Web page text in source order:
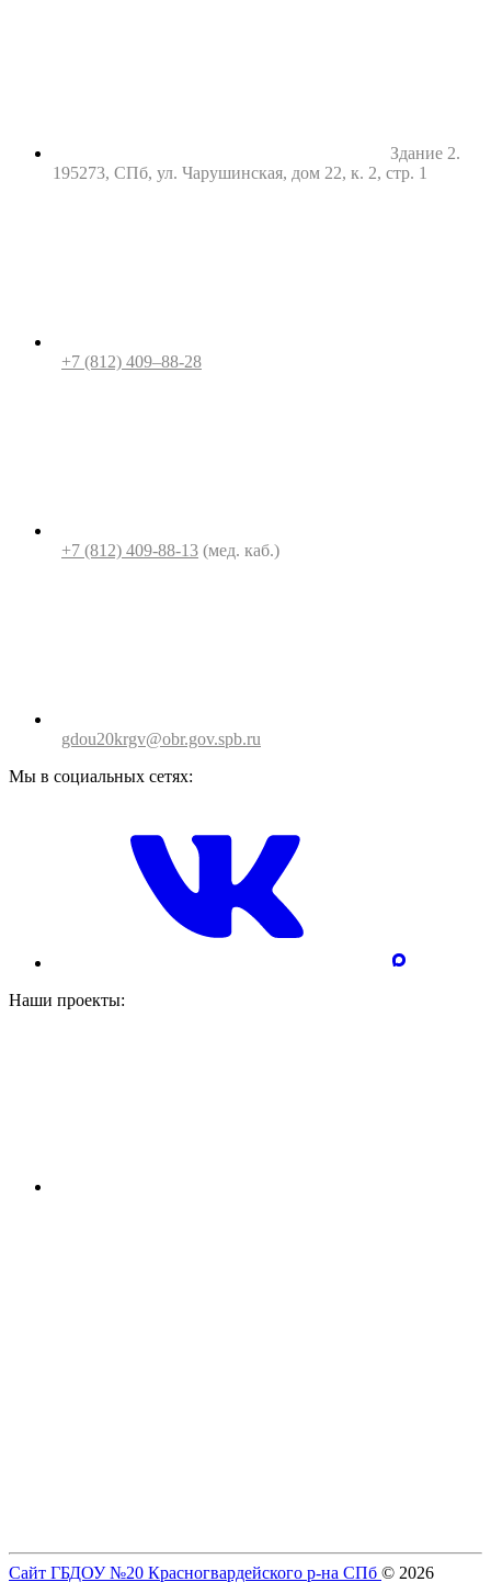
Здание 2.
195273, СПб, ул. Чарушинская, дом 22, к. 2, стр. 1
+7 (812) 409–88-28
+7 (812) 409-88-13 (мед. каб.)
gdou20krgv@obr.gov.spb.ru
Мы в социальных сетях:
Наши проекты:
Сайт ГБДОУ №20 Красногвардейского р-на СПб © 2026